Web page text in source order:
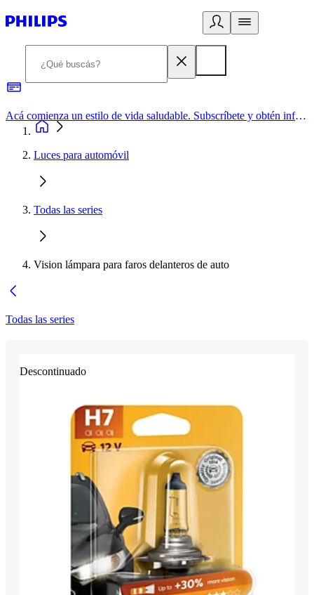
Acá comienza un estilo de vida saludable. Subscríbete y obtén información de primera mano
Luces para automóvil
Todas las series
Vision lámpara para faros delanteros de auto
Todas las series
Descontinuado